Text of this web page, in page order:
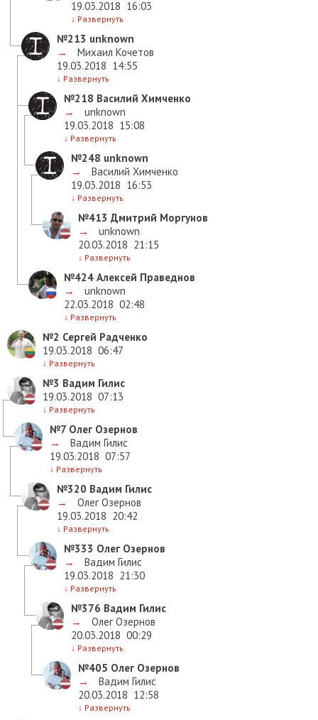
19.03.2018 16:03
↓ Развернуть
№213 unknown
→
Михаил Кочетов
19.03.2018 14:55
↓ Развернуть
№218 Василий Химченко
→
unknown
19.03.2018 15:08
↓ Развернуть
№248 unknown
→
Василий Химченко
19.03.2018 16:53
↓ Развернуть
№413 Дмитрий Моргунов
→
unknown
20.03.2018 21:15
↓ Развернуть
№424 Алексей Праведнов
→
unknown
22.03.2018 02:48
↓ Развернуть
№2 Сергей Радченко
19.03.2018 06:47
↓ Развернуть
№3 Вадим Гилис
19.03.2018 07:13
↓ Развернуть
№7 Олег Озернов
→
Вадим Гилис
19.03.2018 07:57
↓ Развернуть
№320 Вадим Гилис
→
Олег Озернов
19.03.2018 20:42
↓ Развернуть
№333 Олег Озернов
→
Вадим Гилис
19.03.2018 21:30
↓ Развернуть
№376 Вадим Гилис
→
Олег Озернов
20.03.2018 00:29
↓ Развернуть
№405 Олег Озернов
→
Вадим Гилис
20.03.2018 12:58
↓ Развернуть